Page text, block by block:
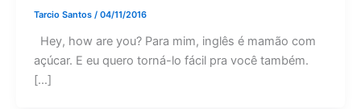
Tarcio Santos / 04/11/2016
Hey, how are you? Para mim, inglês é mamão com
açúcar. E eu quero torná-lo fácil pra você também.
[…]